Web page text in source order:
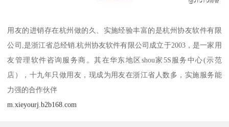
用友的进销存在杭州做的久、实施经验丰富的是杭州协友软件有限
公司,是浙江省总经销.杭州协友软件有限公司成立于2003，是一家用
友管理软件咨询服务商。其在华东地区shou家5S服务中心(示范
店），十九年只做用友，现成为用友在浙江省人数多，实施服务能
力强的合作伙伴
m.xieyourj.b2b168.com